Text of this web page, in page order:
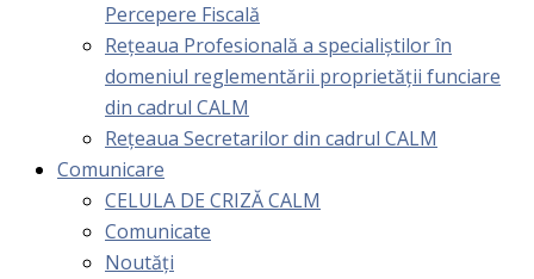
Percepere Fiscală
Reţeaua Profesională a specialiştilor în
domeniul reglementării proprietăţii funciare
din cadrul CALM
Rețeaua Secretarilor din cadrul CALM
Comunicare
CELULA DE CRIZĂ CALM
Comunicate
Noutăți